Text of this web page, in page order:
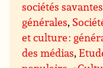
sociétés
générales,
et culture :
des médias,